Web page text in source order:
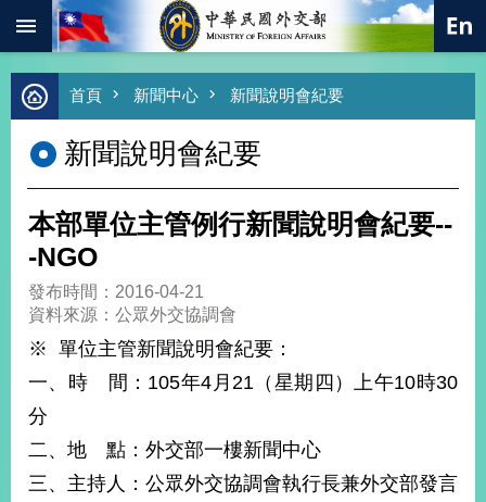
跳到主要內容區塊
進
階
尋
熱
總
合
外
價
值
外
首頁 新聞中心 新聞說明會紀要
新聞說明會紀要
本部單位主管例行新聞說明會紀要--
-NGO
發布時間：2016-04-21
資料來源：公眾外交協調會
※ 單位主管新聞說明會紀要：
一、時 間：105年4月21（星期四）上午10時30
分
二、地 點：外交部一樓新聞中心
三、主持人：公眾外交協調會執行長兼外交部發言